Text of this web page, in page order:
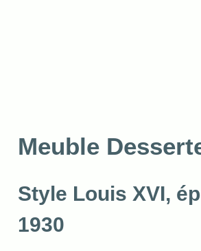
Meuble
Style Louis XVI,
1930